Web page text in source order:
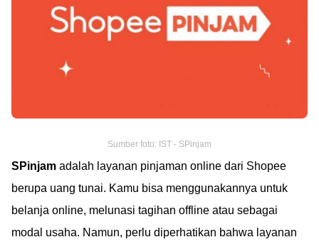
Sumber foto: IST - SPinjam
SPinjam adalah layanan pinjaman online dari Shopee
berupa uang tunai. Kamu bisa menggunakannya untuk
belanja online, melunasi tagihan offline atau sebagai
modal usaha. Namun, perlu diperhatikan bahwa layanan